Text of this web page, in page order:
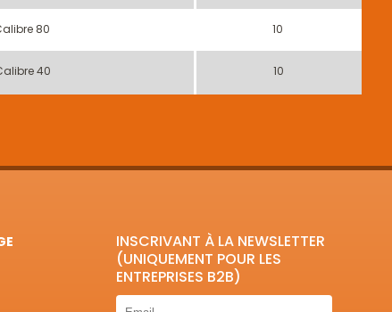
80 10
40 10
INSCRIVANT À LA NEWSLETTER
(UNIQUEMENT POUR LES
ENTREPRISES B2B)